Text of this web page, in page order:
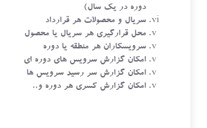
دوره در یک سال)
سریال و محصولات هر قرارداد
محل قرارگیری هر سریال یا محصول
سرویسکاران هر منطقه یا دوره
امکان گزارش سرویس های دوره ای
امکان گزارش سر رسید سرویس ها
امکان گزارش کسری هر دوره و..